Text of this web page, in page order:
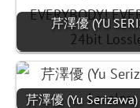
芹澤優 (YU
芹澤優 (Yu